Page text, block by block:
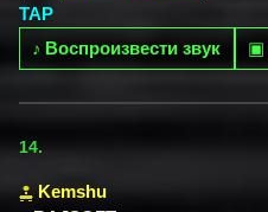
TAP
♪ Воспроизвести звук ▣
14.
Kemshu